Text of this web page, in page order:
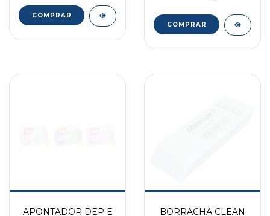
APONTADOR DEP E
BORRACHA CLEAN